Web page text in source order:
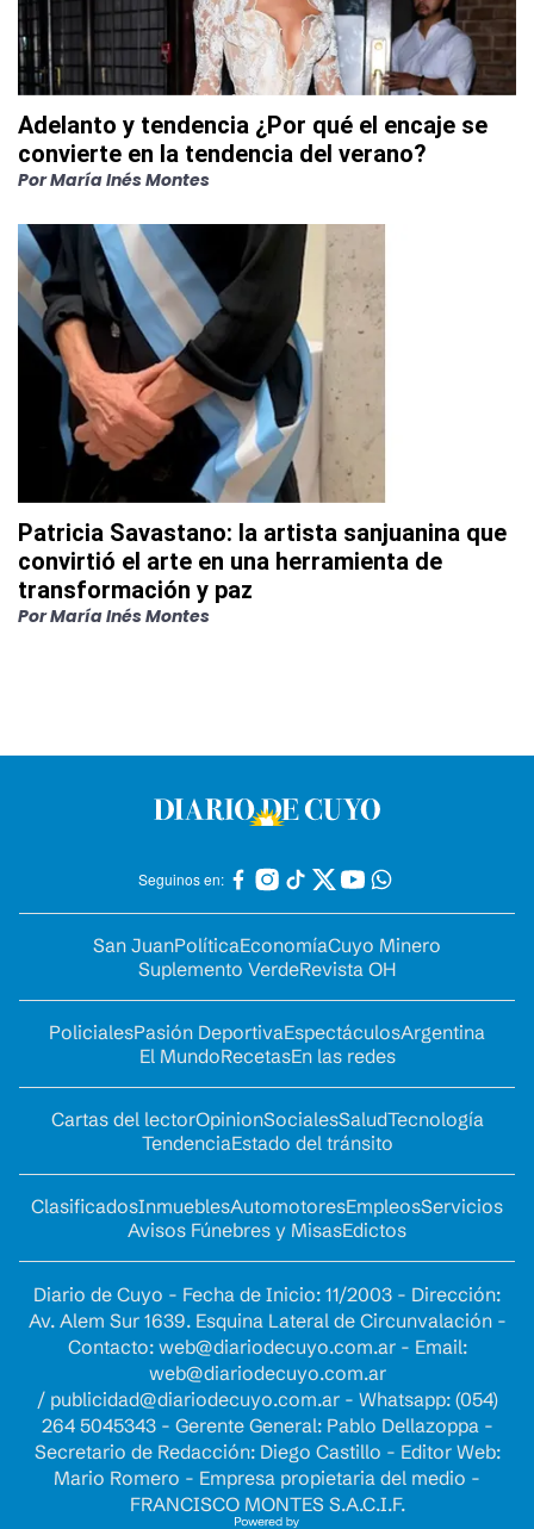
Adelanto y tendencia ¿Por qué el encaje se
convierte en la tendencia del verano?
PorMaría Inés Montes
Patricia Savastano: la artista sanjuanina que
convirtió el arte en una herramienta de
transformación y paz
PorMaría Inés Montes
Seguinos en:
San JuanPolíticaEconomíaCuyo Minero
Suplemento VerdeRevista OH
PolicialesPasión DeportivaEspectáculosArgentina
El MundoRecetasEn las redes
Cartas del lectorOpinionSocialesSaludTecnología
TendenciaEstado del tránsito
ClasificadosInmueblesAutomotoresEmpleosServicios
Avisos Fúnebres y MisasEdictos
Diario de Cuyo - Fecha de Inicio: 11/2003 - Dirección:
Av. Alem Sur 1639. Esquina Lateral de Circunvalación -
Contacto: web@diariodecuyo.com.ar- Email:
web@diariodecuyo.com.ar
/ publicidad@diariodecuyo.com.ar- Whatsapp: (054)
264 5045343 - Gerente General: Pablo Dellazoppa -
Secretario de Redacción: Diego Castillo - Editor Web:
Mario Romero - Empresa propietaria del medio -
FRANCISCO MONTES S.A.C.I.F.